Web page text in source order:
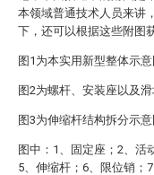
本领域普通技术人员来讲
下，还可以根据这些附图
图1为本实用新型整体示意
图2为螺杆、安装座以及
图3为伸缩杆结构拆分示意
图中：1、固定座；2、活
5、伸缩杆；6、限位销；